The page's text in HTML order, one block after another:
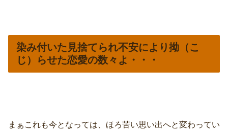
染み付いた見捨てられ不安により拗（こ
じ）らせた恋愛の数々よ・・・
まぁこれも今となっては、ほろ苦い思い出へと変わってい